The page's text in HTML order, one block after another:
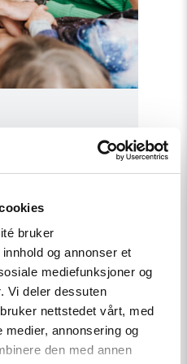
bruker
og annonser et
mediefunksjoner og
Vi deler dessuten
nettstedet vårt, med
medier, annonsering og
den med annen
demokrati
Read
article
er
ingen
fri